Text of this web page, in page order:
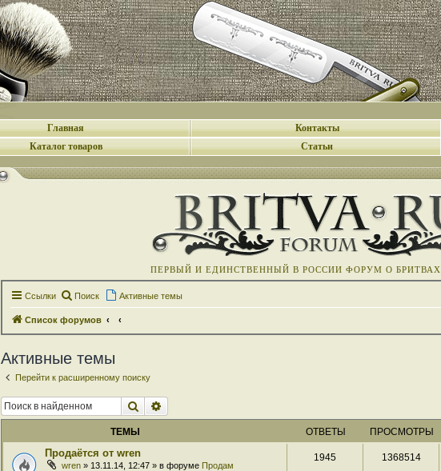
Главная Контакты
Каталог товаров
Статьи
ПЕРВЫЙ И ЕДИНСТВЕННЫЙ В РОССИИ ФОРУМ О БРИТВАХ
Ссылки Поиск Активные темы
Список форумов
Активные темы
Перейти к расширенному поиску
Поиск
ТЕМЫ ОТВЕТЫ ПРОСМОТРЫ
Продаётся от wren
wren » 13.11.14, 12:47 » в форуме Продам
1945 1368514